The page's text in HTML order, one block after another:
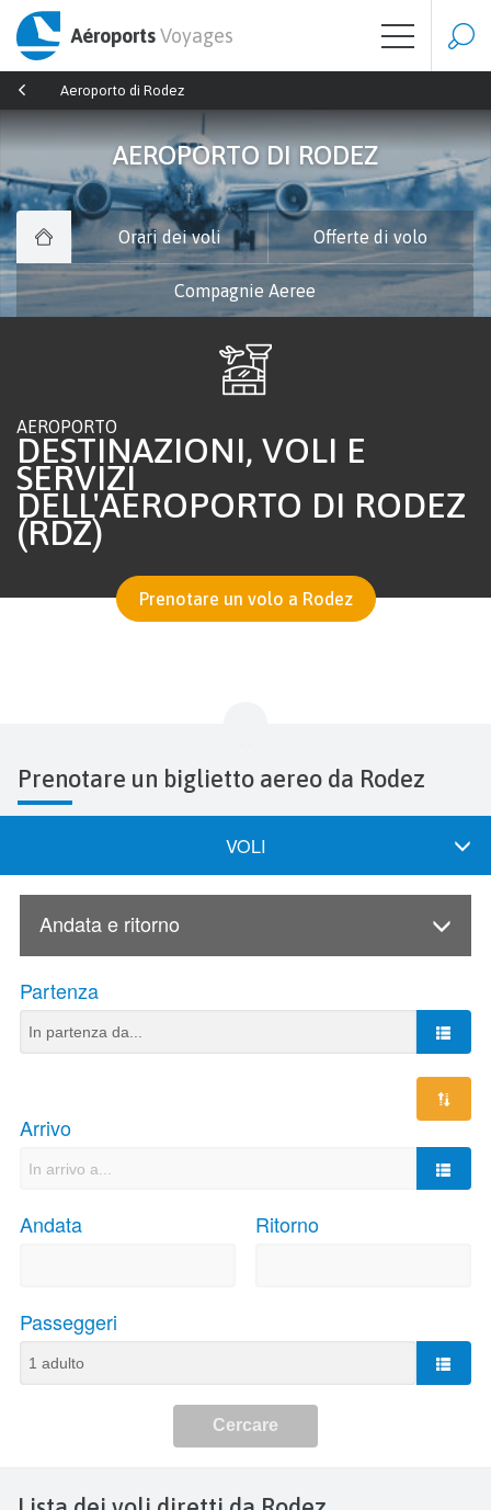
AéroportsVoyages
Aeroporto di Rodez
AEROPORTO DI RODEZ
Orari dei voli Offerte di volo
Compagnie Aeree
AEROPORTO
DESTINAZIONI, VOLI E
SERVIZI
DELL'AEROPORTO DI RODEZ
(RDZ)
Prenotare un volo a Rodez
Prenotare un biglietto aereo da Rodez